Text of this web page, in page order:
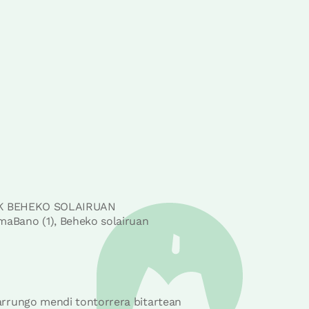
SOLAIRUAN
(1), Beheko solairuan
mendi tontorrera bitartean